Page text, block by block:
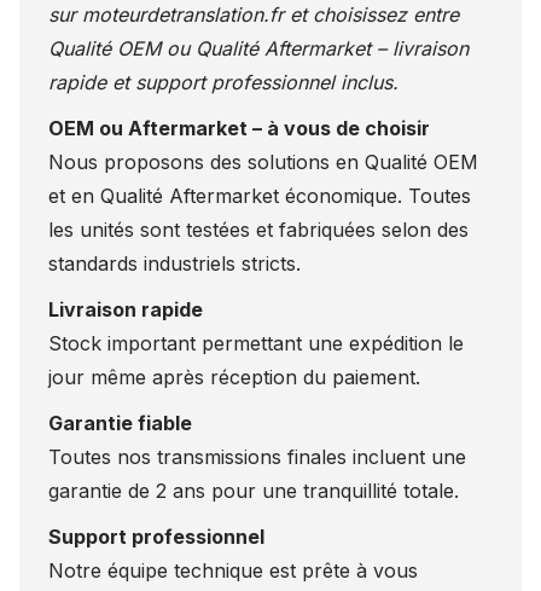
sur moteurdetranslation.fret choisissez entre
Qualité OEM ou Qualité Aftermarket – livraison
rapide et support professionnel inclus.
OEM ou Aftermarket – à vous de choisir
Nous proposons des solutions en Qualité OEM
et en Qualité Aftermarket économique. Toutes
les unités sont testées et fabriquées selon des
standards industriels stricts.
Livraison rapide
Stock important permettant une expédition le
jour même après réception du paiement.
Garantie fiable
Toutes nos transmissions finales incluent une
garantie de 2 ans pour une tranquillité totale.
Support professionnel
Notre équipe technique est prête à vous